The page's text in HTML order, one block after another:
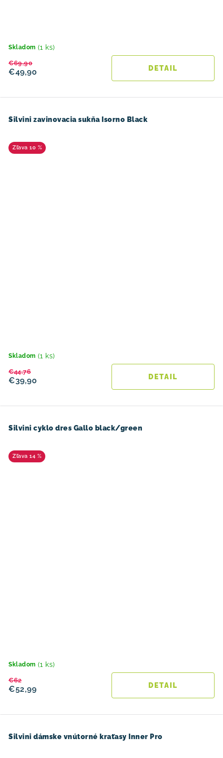
Skladom (1 ks)
€49,90
€69,90
DETAIL
Silvini zavinovacia sukňa Isorno Black
10 %
Skladom (1 ks)
€39,90
€44,76
DETAIL
Silvini cyklo dres Gallo black/green
14 %
Skladom (1 ks)
€52,99
€62
DETAIL
Silvini dámske vnútorné kraťasy Inner Pro